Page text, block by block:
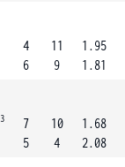
4
6
11
9
1.95
1.81
3
7
5
10
4
1.68
2.08